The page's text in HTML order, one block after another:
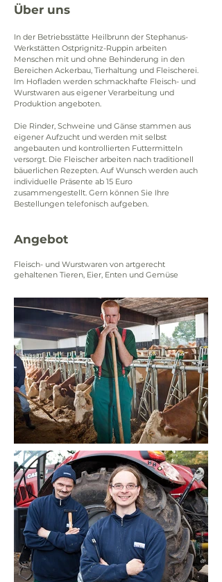
Über uns
In der Betriebsstätte Heilbrunn der Stephanus-
Werkstätten Ostprignitz-Ruppin arbeiten
Menschen mit und ohne Behinderung in den
Bereichen Ackerbau, Tierhaltung und Fleischerei.
Im Hofladen werden schmackhafte Fleisch- und
Wurstwaren aus eigener Verarbeitung und
Produktion angeboten.
Die Rinder, Schweine und Gänse stammen aus
eigener Aufzucht und werden mit selbst
angebauten und kontrollierten Futtermitteln
versorgt. Die Fleischer arbeiten nach traditionell
bäuerlichen Rezepten. Auf Wunsch werden auch
individuelle Präsente ab 15 Euro
zusammengestellt. Gern können Sie Ihre
Bestellungen telefonisch aufgeben.
Angebot
Fleisch- und Wurstwaren von artgerecht
gehaltenen Tieren, Eier, Enten und Gemüse